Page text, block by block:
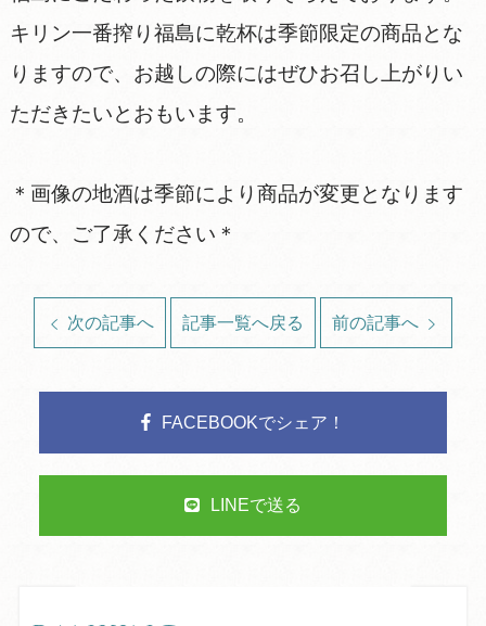
キリン一番搾り福島に乾杯は季節限定の商品とな
りますので、お越しの際にはぜひお召し上がりい
ただきたいとおもいます。
＊画像の地酒は季節により商品が変更となります
ので、ご了承ください＊
次の記事へ 記事一覧へ戻る 前の記事へ
FACEBOOKでシェア！
LINEで送る